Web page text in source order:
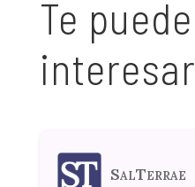
Te puede
interesar
SalTerrae